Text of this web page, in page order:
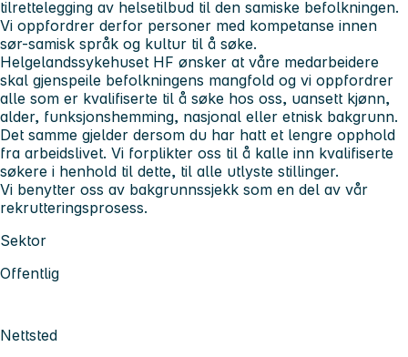
tilrettelegging av helsetilbud til den samiske befolkningen.
Vi oppfordrer derfor personer med kompetanse innen
sør-samisk språk og kultur til å søke.
Helgelandssykehuset HF ønsker at våre medarbeidere
skal gjenspeile befolkningens mangfold og vi oppfordrer
alle som er kvalifiserte til å søke hos oss, uansett kjønn,
alder, funksjonshemming, nasjonal eller etnisk bakgrunn.
Det samme gjelder dersom du har hatt et lengre opphold
fra arbeidslivet. Vi forplikter oss til å kalle inn kvalifiserte
søkere i henhold til dette, til alle utlyste stillinger.
Vi benytter oss av bakgrunnssjekk som en del av vår
rekrutteringsprosess.
Sektor
Offentlig
Nettsted